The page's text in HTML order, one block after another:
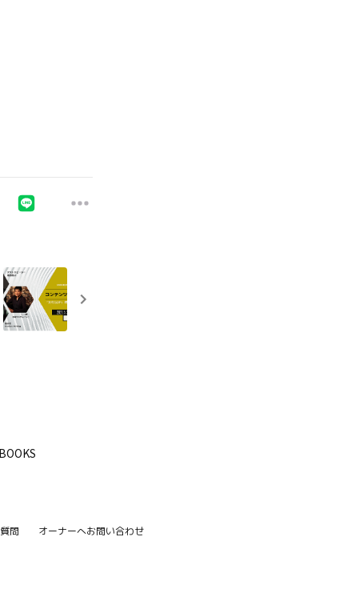
BOOKS
問 オーナーへお問い合わせ